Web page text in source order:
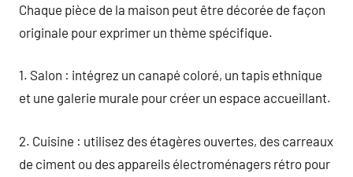
Chaque pièce de la maison peut être décorée de façon
originale pour exprimer un thème spécifique.
1. Salon : intégrez un canapé coloré, un tapis ethnique
et une galerie murale pour créer un espace accueillant.
2. Cuisine : utilisez des étagères ouvertes, des carreaux
de ciment ou des appareils électroménagers rétro pour